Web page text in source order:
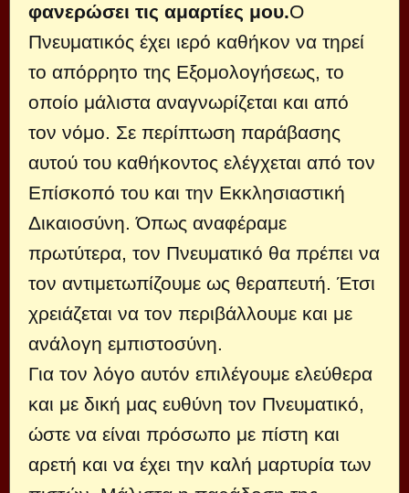
φανερώσει τις αμαρτίες μου.Ο
Πνευματικός έχει ιερό καθήκον να τηρεί
το απόρρητο της Εξομολογήσεως, το
οποίο μάλιστα αναγνωρίζεται και από
τον νόμο. Σε περίπτωση παράβασης
αυτού του καθήκοντος ελέγχεται από τον
Επίσκοπό του και την Εκκλησιαστική
Δικαιοσύνη. Όπως αναφέραμε
πρωτύτερα, τον Πνευματικό θα πρέπει να
τον αντιμετωπίζουμε ως θεραπευτή. Έτσι
χρειάζεται να τον περιβάλλουμε και με
ανάλογη εμπιστοσύνη.
Για τον λόγο αυτόν επιλέγουμε ελεύθερα
και με δική μας ευθύνη τον Πνευματικό,
ώστε να είναι πρόσωπο με πίστη και
αρετή και να έχει την καλή μαρτυρία των